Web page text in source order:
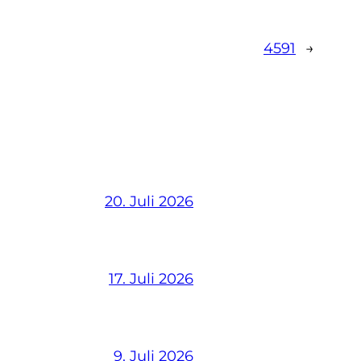
4591 →
20. Juli 2026
17. Juli 2026
9. Juli 2026